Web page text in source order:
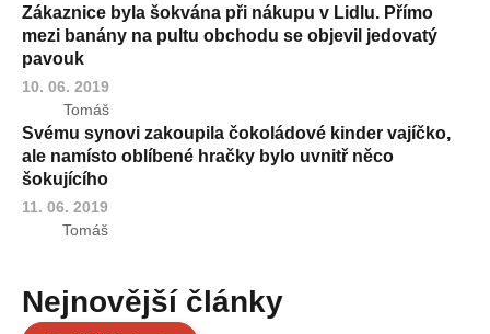
Zákaznice byla šokvána při nákupu v Lidlu. Přímo
mezi banány na pultu obchodu se objevil jedovatý
pavouk
10. 06. 2019
Tomáš
Svému synovi zakoupila čokoládové kinder vajíčko,
ale namísto oblíbené hračky bylo uvnitř něco
šokujícího
11. 06. 2019
Tomáš
Nejnovější články